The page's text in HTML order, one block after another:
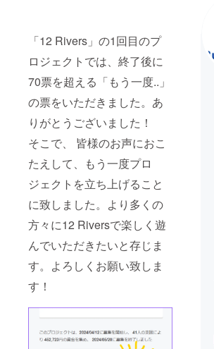
「12 Rivers」の1回目のプ
ロジェクトでは、終了後に
70票を超える「もう一度..」
の票をいただきました。あ
りがとうございました！
そこで、 皆様のお声におこ
たえして、もう一度プロ
ジェクトを立ち上げること
に致しました。より多くの
方々に12 Riversで楽しく遊
んでいただきたいと存じま
す。よろしくお願い致しま
す！